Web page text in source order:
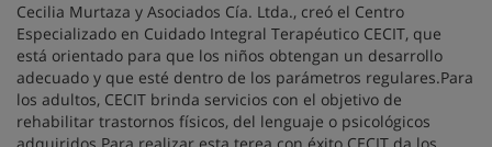
Cecilia Murtaza y Asociados Cía. Ltda., creó el Centro
Especializado en Cuidado Integral Terapéutico CECIT, que
está orientado para que los niños obtengan un desarrollo
adecuado y que esté dentro de los parámetros regulares.Para
los adultos, CECIT brinda servicios con el objetivo de
rehabilitar trastornos físicos, del lenguaje o psicológicos